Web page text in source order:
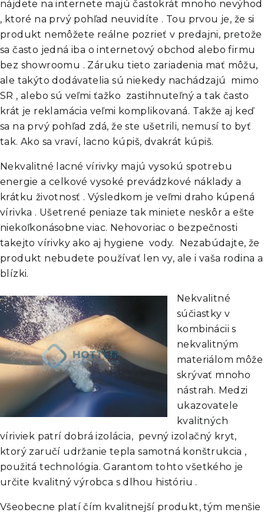
nájdete na internete majú častokrát mnoho nevýhod
, ktoré na prvý pohľad neuvidíte . Tou prvou je, že si
produkt nemôžete reálne pozrieť v predajni, pretože
sa často jedná iba o internetový obchod alebo firmu
bez showroomu . Záruku tieto zariadenia mať môžu,
ale takýto dodávatelia sú niekedy nachádzajú mimo
SR , alebo sú veľmi ťažko zastihnuteľný a tak často
krát je reklamácia veľmi komplikovaná. Takže aj keď
sa na prvý pohľad zdá, že ste ušetrili, nemusí to byť
tak. Ako sa vraví, lacno kúpiš, dvakrát kúpiš.
Nekvalitné lacné vírivky majú vysokú spotrebu
energie a celkové vysoké prevádzkové náklady a
krátku životnosť . Výsledkom je veľmi draho kúpená
vírivka . Ušetrené peniaze tak miniete neskôr a ešte
niekoľkonásobne viac. Nehovoriac o bezpečnosti
takejto vírivky ako aj hygiene vody. Nezabúdajte, že
produkt nebudete používať len vy, ale i vaša rodina a
blízki.
Nekvalitné
súčiastky v
kombinácii s
nekvalitným
materiálom môže
skrývať mnoho
nástrah. Medzi
ukazovatele
kvalitných
víriviek patrí dobrá izolácia, pevný izolačný kryt,
ktorý zaručí udržanie tepla samotná konštrukcia ,
použitá technológia. Garantom tohto všetkého je
určite kvalitný výrobca s dlhou históriu .
Všeobecne platí čím kvalitnejší produkt, tým menšie